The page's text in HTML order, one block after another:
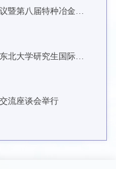
第三届高品质特殊钢冶金国际会议暨第八届特种冶金技术学术会议在东北大学召开
2026年智慧土木国际学术会议暨东北大学研究生国际暑期学校第九期在东北大学召开
流座谈会举行